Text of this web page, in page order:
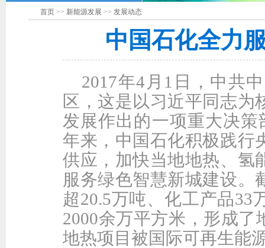
首页 >> 新能源发展 >> 发展动态
中国石化全力
2017年4月1日，中共
区，这是以习近平同志为
发展作出的一项重大决
年来，中国石化积极践行
供应，加快当地地热、氢
服务绿色智慧新城建设。
超20.5万吨、化工产品33
2000余万平方米，形成了
地热项目被国际可再生能